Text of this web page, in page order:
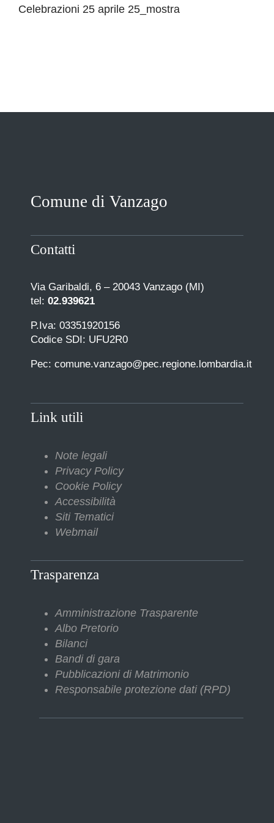
Celebrazioni 25 aprile 25_mostra
Comune di Vanzago
Contatti
Via Garibaldi, 6 – 20043 Vanzago (MI)
tel: 02.939621
P.Iva: 03351920156
Codice SDI: UFU2R0
Pec: comune.vanzago@pec.regione.lombardia.it
Link utili
Note legali
Privacy Policy
Cookie Policy
Accessibilità
Siti Tematici
Webmail
Trasparenza
Amministrazione Trasparente
Albo Pretorio
Bilanci
Bandi di gara
Pubblicazioni di Matrimonio
Responsabile protezione dati (RPD)